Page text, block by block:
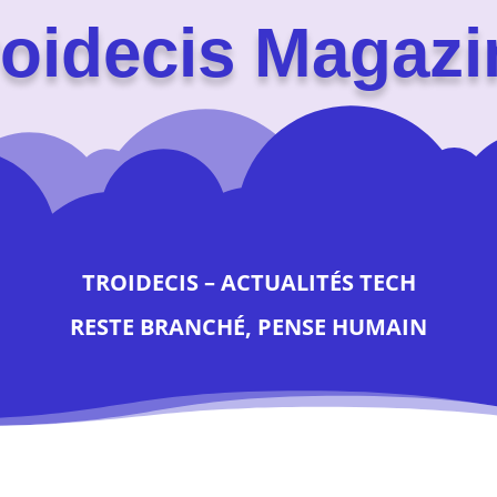
TROIDECIS – ACTUALITÉS TECH
RESTE BRANCHÉ, PENSE HUMAIN